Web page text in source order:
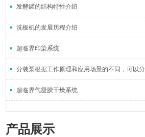
发酵罐的结构特性介绍
洗板机的发展历程介绍
超临界印染系统
分装泵根据工作原理和应用场景的不同，可以
超临界气凝胶干燥系统
产品展示